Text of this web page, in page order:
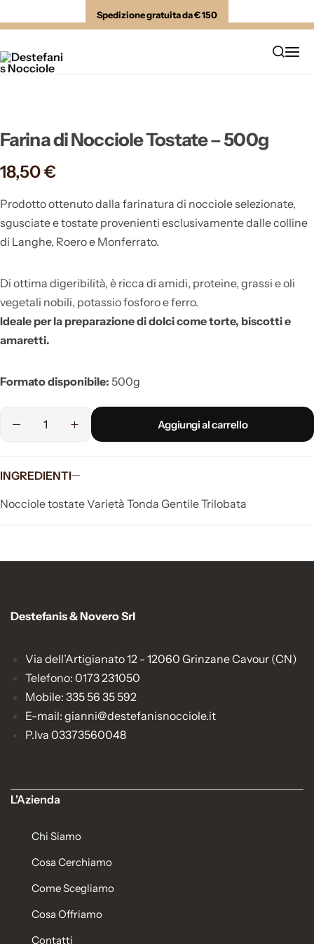
Spedizione gratuita da € 150
Farina di Nocciole Tostate – 500g
18,50€
Prodotto ottenuto dalla farinatura di nocciole selezionate,
sgusciate e tostate provenienti esclusivamente dalle colline
di Langhe, Roero e Monferrato.
Di ottima digeribilità, è ricca di amidi, proteine, grassi e oli
vegetali nobili, potassio fosforo e ferro.
Ideale per la preparazione di dolci come torte, biscotti e
amaretti.
Formato disponibile: 500g
Aggiungi al carrello
INGREDIENTI
Nocciole tostate Varietà Tonda Gentile Trilobata
Destefanis & Novero Srl
Via dell’Artigianato 12 - 12060 Grinzane Cavour (CN)
Telefono: 0173 231050
Mobile: 335 56 35 592
E-mail: gianni@destefanisnocciole.it
P.Iva 03373560048
L'Azienda
Chi Siamo
Cosa Cerchiamo
Come Scegliamo
Cosa Offriamo
Contatti